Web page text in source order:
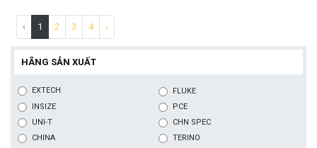
‹ 1 2 3 4 ›
HÃNG SẢN XUẤT
EXTECH
FLUKE
INSIZE
PCE
UNI-T
CHN SPEC
CHINA
TERINO